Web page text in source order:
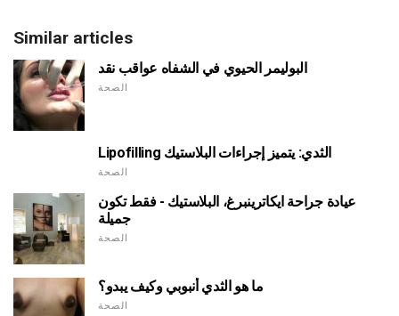
Similar articles
البوليمر الحيوي في الشفاه عواقب نقد
الصحة
Lipofilling الثدي: يتميز إجراءات البلاستيك
الصحة
عيادة جراحة ايكاترينبرغ، البلاستيك - فقط تكون
جميلة
الصحة
ما هو الثدي أنبوبي وكيف يبدو؟
الصحة